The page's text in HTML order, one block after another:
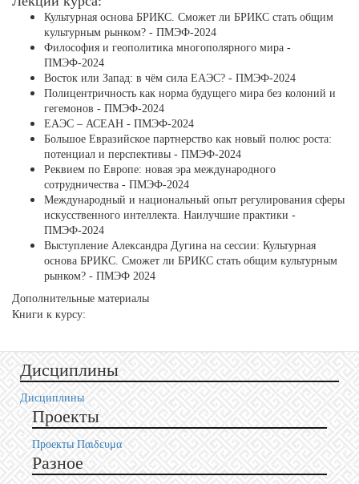
Культурная основа БРИКС. Сможет ли БРИКС стать общим
культурным рынком? - ПМЭФ-2024
Философия и геополитика многополярного мира -
ПМЭФ-2024
Восток или Запад: в чём сила ЕАЭС? - ПМЭФ-2024
Полицентричность как норма будущего мира без колоний и
гегемонов - ПМЭФ-2024
ЕАЭС – АСЕАН - ПМЭФ-2024
Большое Евразийское партнерство как новый полюс роста:
потенциал и перспективы - ПМЭФ-2024
Реквием по Европе: новая эра международного
сотрудничества - ПМЭФ-2024
Международный и национальный опыт регулирования сферы
искусственного интеллекта. Наилучшие практики -
ПМЭФ-2024
Выступление Александра Дугина на сессии: Культурная
основа БРИКС. Сможет ли БРИКС стать общим культурным
рынком? - ПМЭФ 2024
Дополнительные материалы
Книги к курсу:
Дисциплины
Дисциплины
Проекты
Проекты Пαιδευμα
Разное